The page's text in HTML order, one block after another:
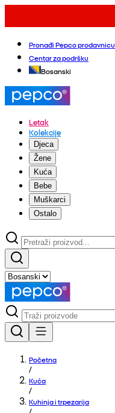
Pronađi Pepco prodavnicu
Centar za podršku
Bosanski
Letak
Kolekcije
Djeca
Žene
Kuća
Bebe
Muškarci
Ostalo
Početna
/
Kuća
/
Kuhinja i trpezarija
/